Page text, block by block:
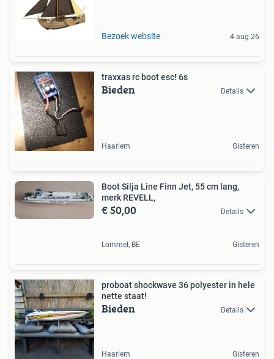
Bezoek website 4 aug 26
traxxas rc boot esc! 6s
Bieden Details
Haarlem Gisteren
Boot Silja Line Finn Jet, 55 cm lang,
merk REVELL,
€ 50,00 Details
Lommel, BE Gisteren
proboat shockwave 36 polyester in hele
nette staat!
Bieden Details
Haarlem Gisteren